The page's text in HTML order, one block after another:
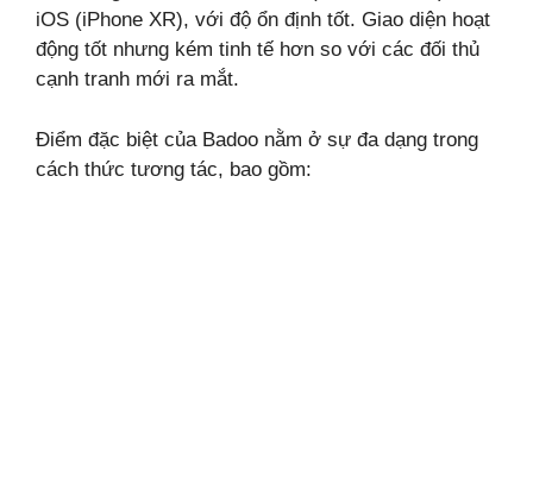
iOS (iPhone XR), với độ ổn định tốt. Giao diện hoạt
động tốt nhưng kém tinh tế hơn so với các đối thủ
cạnh tranh mới ra mắt.
Điểm đặc biệt của Badoo nằm ở sự đa dạng trong
cách thức tương tác, bao gồm: